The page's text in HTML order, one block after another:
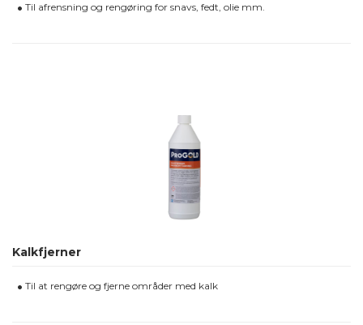
Til afrensning og rengøring for snavs, fedt, olie mm.
Kalkfjerner
Til at rengøre og fjerne områder med kalk